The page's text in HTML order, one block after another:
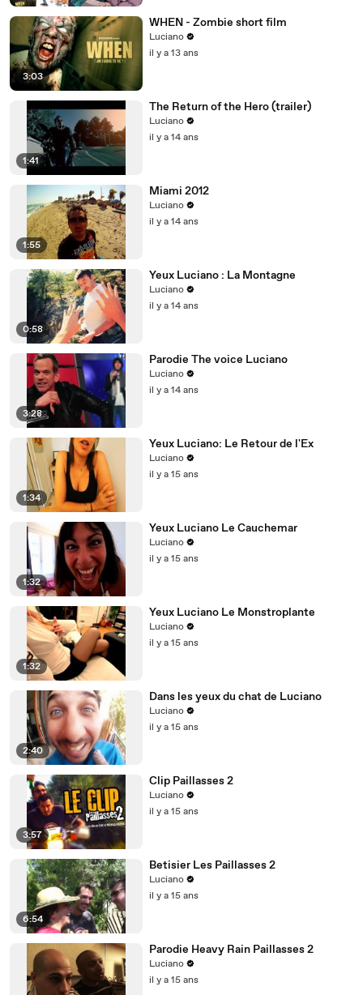
3:03
WHEN - Zombie short film
Luciano
il y a 13 ans
1:41
The Return of the Hero (trailer)
Luciano
il y a 14 ans
1:55
Miami 2012
Luciano
il y a 14 ans
0:58
Yeux Luciano : La Montagne
Luciano
il y a 14 ans
3:28
Parodie The voice Luciano
Luciano
il y a 14 ans
1:34
Yeux Luciano: Le Retour de l'Ex
Luciano
il y a 15 ans
1:32
Yeux Luciano Le Cauchemar
Luciano
il y a 15 ans
1:32
Yeux Luciano Le Monstroplante
Luciano
il y a 15 ans
2:40
Dans les yeux du chat de Luciano
Luciano
il y a 15 ans
3:57
Clip Paillasses 2
Luciano
il y a 15 ans
6:54
Betisier Les Paillasses 2
Luciano
il y a 15 ans
Parodie Heavy Rain Paillasses 2
Luciano
il y a 15 ans